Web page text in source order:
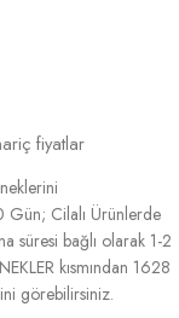
fiyatlar
Gün; Cilalı Ürünlerde
süresi bağlı olarak 1-2
kısmından 1628
görebilirsiniz.